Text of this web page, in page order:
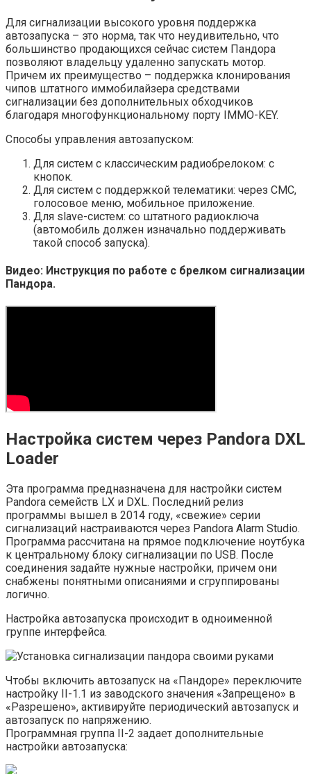
Для сигнализации высокого уровня поддержка
автозапуска – это норма, так что неудивительно, что
большинство продающихся сейчас систем Пандора
позволяют владельцу удаленно запускать мотор.
Причем их преимущество – поддержка клонирования
чипов штатного иммобилайзера средствами
сигнализации без дополнительных обходчиков
благодаря многофункциональному порту IMMO-KEY.
Способы управления автозапуском:
Для систем с классическим радиобрелоком: с
кнопок.
Для систем с поддержкой телематики: через СМС,
голосовое меню, мобильное приложение.
Для slave-систем: со штатного радиоключа
(автомобиль должен изначально поддерживать
такой способ запуска).
Видео: Инструкция по работе с брелком сигнализации
Пандора.
Настройка систем через Pandora DXL
Loader
Эта программа предназначена для настройки систем
Pandora семейств LX и DXL. Последний релиз
программы вышел в 2014 году, «свежие» серии
сигнализаций настраиваются через Pandora Alarm Studio.
Программа рассчитана на прямое подключение ноутбука
к центральному блоку сигнализации по USB. После
соединения задайте нужные настройки, причем они
снабжены понятными описаниями и сгруппированы
логично.
Настройка автозапуска происходит в одноименной
группе интерфейса.
Чтобы включить автозапуск на «Пандоре» переключите
настройку II-1.1 из заводского значения «Запрещено» в
«Разрешено», активируйте периодический автозапуск и
автозапуск по напряжению.
Программная группа II-2 задает дополнительные
настройки автозапуска: